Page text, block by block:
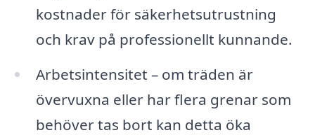
kostnader för säkerhetsutrustning
och krav på professionellt kunnande.
Arbetsintensitet – om träden är
övervuxna eller har flera grenar som
behöver tas bort kan detta öka